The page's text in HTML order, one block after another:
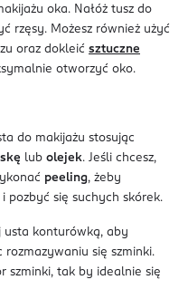
oka. Nałóż tusz do
rzęsy. Możesz również użyć
oraz dokleić sztuczne
otworzyć oko.
do makijażu stosując
lub olejek. Jeśli chcesz,
peeling, żeby
pozbyć się suchych skórek.
konturówką, aby
rozmazywaniu się szminki.
szminki, tak by idealnie się